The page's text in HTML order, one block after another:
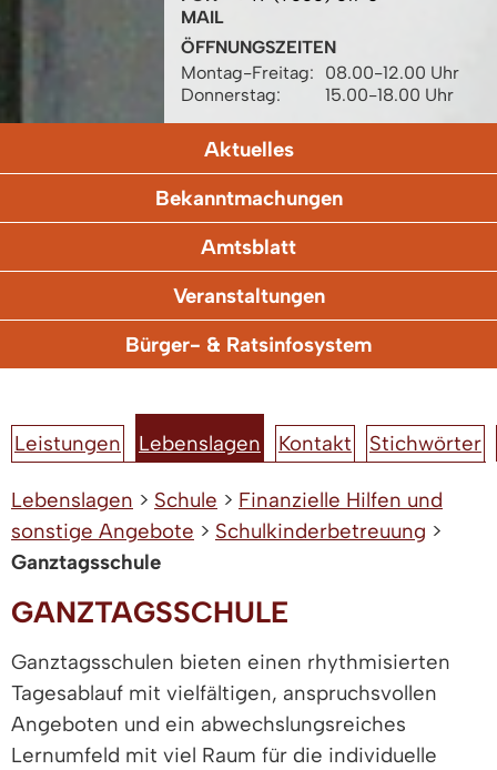
MAIL
ÖFFNUNGSZEITEN
Montag-Freitag:
08.00-12.00 Uhr
Donnerstag:
15.00-18.00 Uhr
Aktuelles
Bekanntmachungen
Amtsblatt
Veranstaltungen
Bürger- & Ratsinfosystem
Leistungen Lebenslagen Kontakt Stichwörter
Lebenslagen > Schule > Finanzielle Hilfen und
sonstige Angebote > Schulkinderbetreuung >
Ganztagsschule
GANZTAGSSCHULE
Ganztagsschulen bieten einen rhythmisierten
Tagesablauf mit vielfältigen, anspruchsvollen
Angeboten und ein abwechslungsreiches
Lernumfeld mit viel Raum für die individuelle